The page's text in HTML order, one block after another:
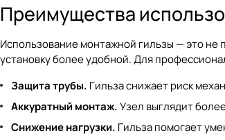
Преимущества
Использование монтажной гильзы — это не
установку более удобной. Для
Защита трубы. Гильза снижает риск
Аккуратный монтаж.Узел выглядит
Снижение нагрузки. Гильза помогает